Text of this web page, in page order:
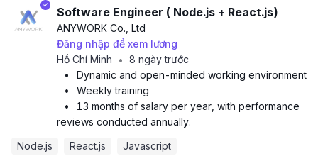
Software Engineer ( Node.js + React.js)
ANYWORK Co., Ltd
Đăng nhập để xem lương
Hồ Chí Minh
• 8 ngày trước
•
Dynamic and open-minded working environment
•
Weekly training
•
13 months of salary per year, with performance
reviews conducted annually.
Node.js
React.js Javascript